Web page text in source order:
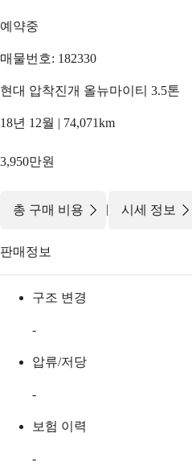
예약중
매물번호: 182330
현대 압착진개 올뉴마이티 3.5톤
18년 12월 | 74,071km
3,950만원
총 구매 비용 | 시세 정보
판매정보
구조 변경
-
압류/저당
-
보험 이력
-